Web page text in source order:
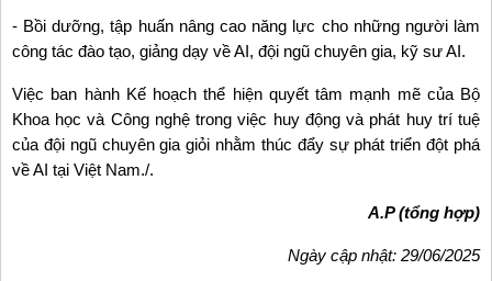
- Bồi dưỡng, tập huấn nâng cao năng lực cho những người làm
công tác đào tạo, giảng dạy về AI, đội ngũ chuyên gia, kỹ sư AI.
Việc ban hành Kế hoạch thể hiện quyết tâm mạnh mẽ của Bộ
Khoa học và Công nghệ trong việc huy động và phát huy trí tuệ
của đội ngũ chuyên gia giỏi nhằm thúc đẩy sự phát triển đột phá
về AI tại Việt Nam./.
A.P (tổng hợp)
Ngày cập nhật: 29/06/2025